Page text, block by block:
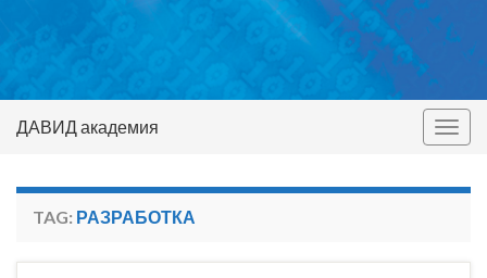
ДАВИД академия
TAG: РАЗРАБОТКА